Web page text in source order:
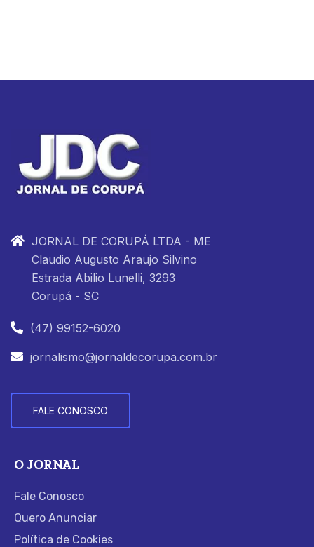
JORNAL DE CORUPÁ LTDA - ME
Claudio Augusto Araujo Silvino
Estrada Abilio Lunelli, 3293
Corupá - SC
(47) 99152-6020
jornalismo@jornaldecorupa.com.br
FALE CONOSCO
O JORNAL
Fale Conosco
Quero Anunciar
Política de Cookies